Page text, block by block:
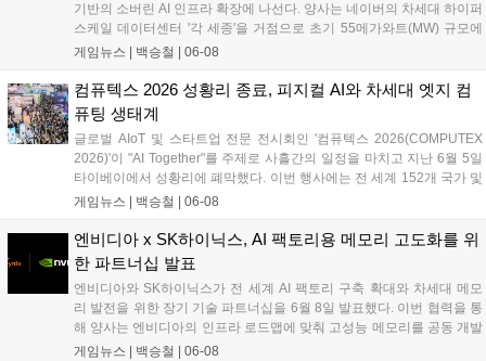
기반의 소버린 AI 인프라 확장에 나선다. 양사는 네이버의 차세대 하이퍼
스케일 데이터센터 '각 세종'을 거점으로 초기 55메가와트(MW) 규모에
서 향후 기가와트(GW)급까지 확장되는 대규모 AI 팩토리를 구축할 계획
웨어를 도입하여 국내외 산업계를 위한 에이전틱 AI 서비스 및 차세대 하
이퍼클로바X 모델 고도화를 본격화한다....
게임뉴스 | 백승철 06-08
컴퓨텍스 2026 성황리 종료, 피지컬 AI와 차세대 엣지 컴
퓨팅 생태계
글로벌 AIoT 및 스타트업 전문 전시회인 '컴퓨텍스 2026(COMPUTEX
2026)'이 "AI Together"를 주제로 사흘간의 일정을 마치고 지난 6월 5일
타이베이에서 성황리에 폐막했다. 이번 행사에는 전 세계 152개 국가 및
지역에서 11만 1,312명의 바이어가 방문했으며, 인텔, 퀄컴, 마벨, NXP
팅 및 게이밍 환경의 핵심이 될 AI 기술의 미래 청사진을 제시했다. 특히
가상 공간을 넘어 실제 하드웨어 제어와 연동되는 피지컬 AI 기술과 에이
수스(ASUS), 트랜센드 등 주요 제조사들의 지속가능한 하드웨어 생태계
가 집중 조명되며 전 세계 게이머들과 산업 관계자들의 이목을 집중시켰
다....
게임뉴스 | 백승철 06-08
엔비디아 x SK하이닉스, AI 팩토리용 메모리 고도화를 위
한 파트너십 발표
엔비디아와 SK하이닉스가 전 세계 AI 팩토리 구축 확대와 차세대 메모
리 발전을 위한 장기 기술 파트너십을 6월 8일 발표했다. 이번 협력을 통
해 양사는 엔비디아의 인프라 로드맵에 맞춰 고성능 메모리를 공동 개발
하며, 개인용 PC 시장을 겨냥한 '엔비디아 RTX 스파크(RTX Spark) PC'
게임뉴스 | 백승철 06-08